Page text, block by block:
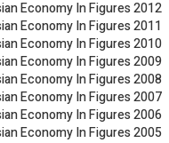
Economy In Figures 2012
Economy In Figures 2011
Economy In Figures 2010
Economy In Figures 2009
Economy In Figures 2008
Economy In Figures 2007
Economy In Figures 2006
Economy In Figures 2005